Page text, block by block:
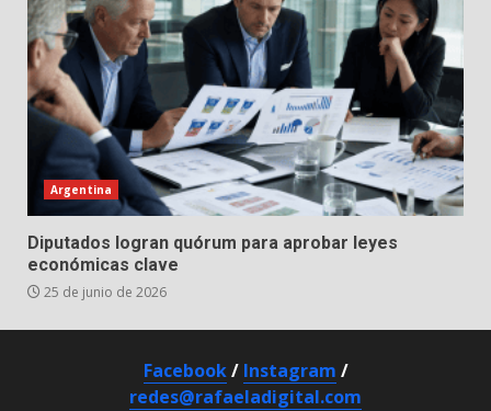
Argentina
Diputados logran quórum para aprobar leyes
económicas clave
25 de junio de 2026
Facebook/ Instagram /
redes@rafaeladigital.com